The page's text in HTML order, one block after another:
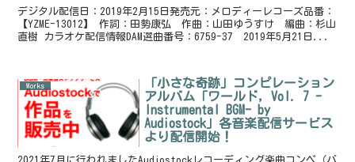
デジタル配信日：2019年2月15日発売元：メロディーレコーズ品番：
【YZME-13012】 作詞：田勢康弘 作曲：山田ゆうすけ 編曲：杉山
直樹 カラオケ配信情報DAM選曲番号：6759-37 2019年5月21日...
Works
「小さな奇跡」コンピレーション
アルバム「ワールド, Vol. 7 -
Instrumental BGM- by
Audiostock」各音楽配信サービス
より配信開始！